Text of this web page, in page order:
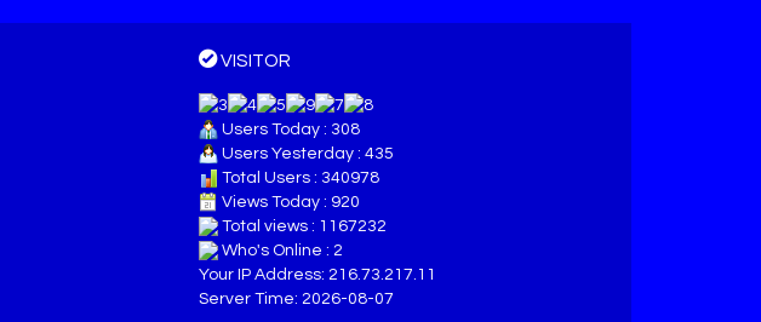
VISITOR
Users Today : 308
Users Yesterday : 435
Total Users : 340978
Views Today : 920
Total views : 1167232
Who's Online : 2
Your IP Address: 216.73.217.11
Server Time: 2026-08-07